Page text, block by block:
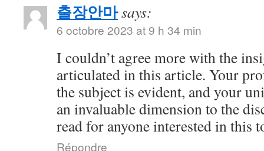
출장안마says:
6 octobre 2023 at 9 h 34 min
I couldn’t agree more with the
articulated in this article. Your
the subject is evident, and your
an invaluable dimension to the
read for anyone interested in this
Répondre